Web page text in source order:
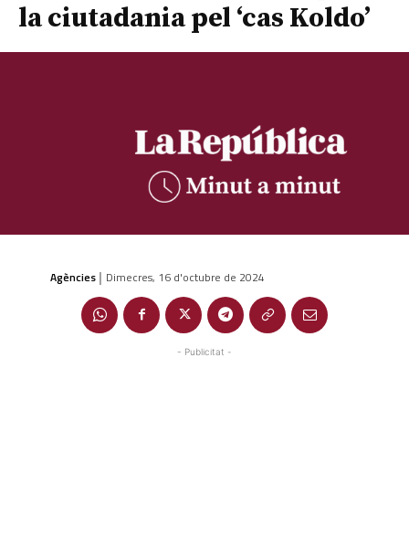
la ciutadania pel ‘cas Koldo’
Agències | Dimecres, 16 d'octubre de 2024
- Publicitat -